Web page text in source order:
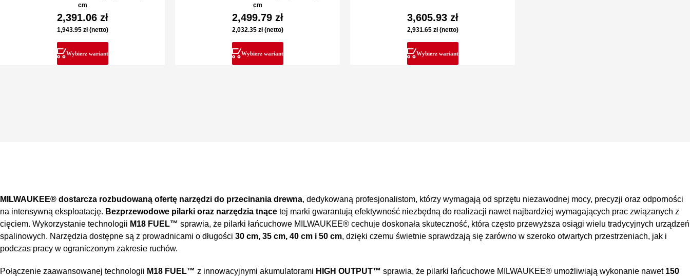
cm
2,391.06 zł
1,943.95 zł(netto)
Wybierz wariant
cm
2,499.79 zł
2,032.35 zł(netto)
Wybierz wariant
3,605.93 zł
2,931.65 zł(netto)
Wybierz wariant
MILWAUKEE® dostarcza rozbudowaną ofertę narzędzi do przecinania drewna, dedykowaną profesjonalistom, którzy wymagają od sprzętu niezawodnej mocy, precyzji oraz odporności
na intensywną eksploatację. Bezprzewodowe pilarki oraz narzędzia tnące tej marki gwarantują efektywność niezbędną do realizacji nawet najbardziej wymagających prac związanych z
cięciem. Wykorzystanie technologii M18 FUEL™ sprawia, że pilarki łańcuchowe MILWAUKEE® cechuje doskonała skuteczność, która często przewyższa osiągi wielu tradycyjnych urządzeń
spalinowych. Narzędzia dostępne są z prowadnicami o długości 30 cm, 35 cm, 40 cm i 50 cm, dzięki czemu świetnie sprawdzają się zarówno w szeroko otwartych przestrzeniach, jak i
podczas pracy w ograniczonym zakresie ruchów.
Połączenie zaawansowanej technologii M18 FUEL™ z innowacyjnymi akumulatorami HIGH OUTPUT™ sprawia, że pilarki łańcuchowe MILWAUKEE® umożliwiają wykonanie nawet 150